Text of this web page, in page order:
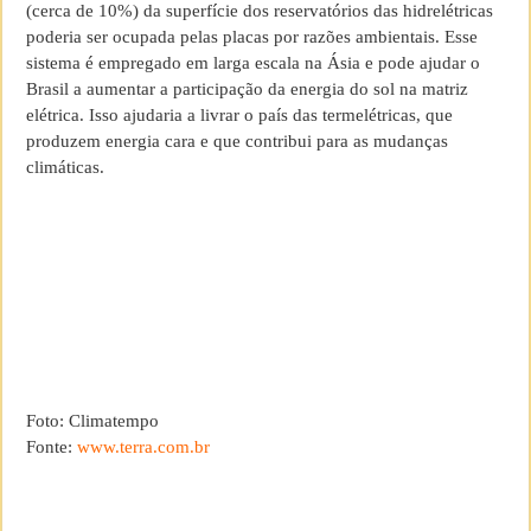
(cerca de 10%) da superfície dos reservatórios das hidrelétricas
poderia ser ocupada pelas placas por razões ambientais. Esse
sistema é empregado em larga escala na Ásia e pode ajudar o
Brasil a aumentar a participação da energia do sol na matriz
elétrica. Isso ajudaria a livrar o país das termelétricas, que
produzem energia cara e que contribui para as mudanças
climáticas.
Foto: Climatempo
Fonte:www.terra.com.br